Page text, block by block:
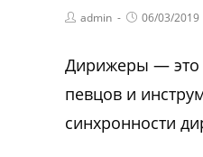
admin 06/03/2019
Дирижеры — это
певцов и
синхронности